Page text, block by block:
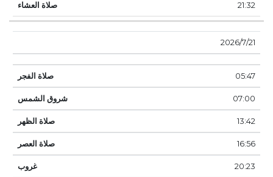
21:32
21‏‏/7‏‏/2026
05:47
07:00
13:42
16:56
20:23